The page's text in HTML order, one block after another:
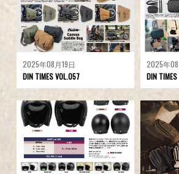
2025年08月19日
DIN TIMES VOL.057
2025年08
DIN